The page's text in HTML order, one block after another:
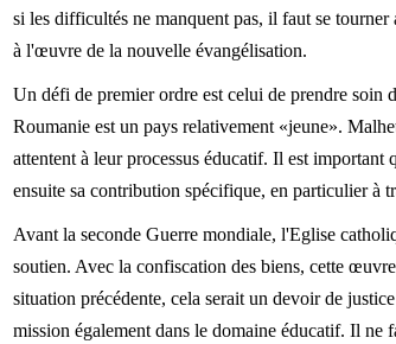
si les difficultés ne manquent pas, il faut se
à l'œuvre de la nouvelle évangélisation.
Un défi de premier ordre est celui de prendre soin
Roumanie est un pays relativement «jeune».
attentent à leur processus éducatif. Il est important
ensuite sa contribution spécifique, en particulier à
Avant la seconde Guerre mondiale, l'Eglise
soutien. Avec la confiscation des biens, cette
situation précédente, cela serait un devoir de
mission également dans le domaine éducatif. Il ne